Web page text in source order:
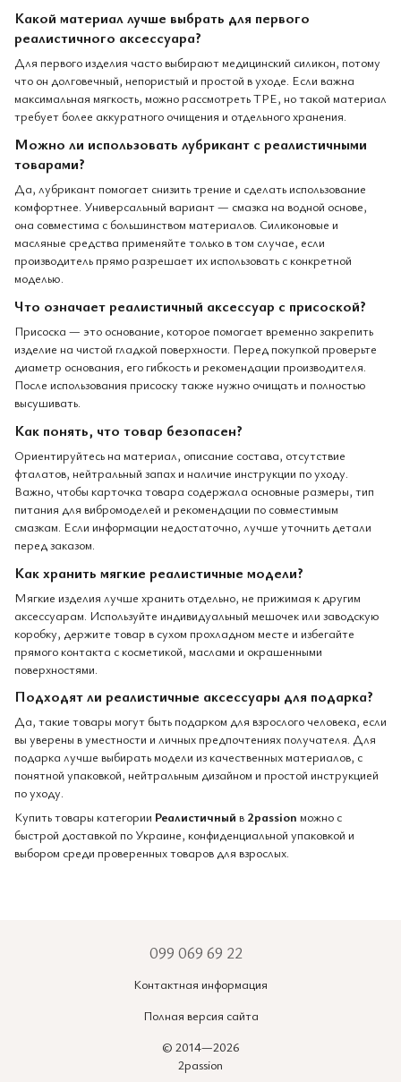
Какой материал лучше выбрать для первого
реалистичного аксессуара?
Для первого изделия часто выбирают медицинский силикон, потому
что он долговечный, непористый и простой в уходе. Если важна
максимальная мягкость, можно рассмотреть TPE, но такой материал
требует более аккуратного очищения и отдельного хранения.
Можно ли использовать лубрикант с реалистичными
товарами?
Да, лубрикант помогает снизить трение и сделать использование
комфортнее. Универсальный вариант — смазка на водной основе,
она совместима с большинством материалов. Силиконовые и
масляные средства применяйте только в том случае, если
производитель прямо разрешает их использовать с конкретной
моделью.
Что означает реалистичный аксессуар с присоской?
Присоска — это основание, которое помогает временно закрепить
изделие на чистой гладкой поверхности. Перед покупкой проверьте
диаметр основания, его гибкость и рекомендации производителя.
После использования присоску также нужно очищать и полностью
высушивать.
Как понять, что товар безопасен?
Ориентируйтесь на материал, описание состава, отсутствие
фталатов, нейтральный запах и наличие инструкции по уходу.
Важно, чтобы карточка товара содержала основные размеры, тип
питания для вибромоделей и рекомендации по совместимым
смазкам. Если информации недостаточно, лучше уточнить детали
перед заказом.
Как хранить мягкие реалистичные модели?
Мягкие изделия лучше хранить отдельно, не прижимая к другим
аксессуарам. Используйте индивидуальный мешочек или заводскую
коробку, держите товар в сухом прохладном месте и избегайте
прямого контакта с косметикой, маслами и окрашенными
поверхностями.
Подходят ли реалистичные аксессуары для подарка?
Да, такие товары могут быть подарком для взрослого человека, если
вы уверены в уместности и личных предпочтениях получателя. Для
подарка лучше выбирать модели из качественных материалов, с
понятной упаковкой, нейтральным дизайном и простой инструкцией
по уходу.
Купить товары категории Реалистичный в 2passion можно с
быстрой доставкой по Украине, конфиденциальной упаковкой и
выбором среди проверенных товаров для взрослых.
099 069 69 22
Контактная информация
Полная версия сайта
© 2014—2026
2passion